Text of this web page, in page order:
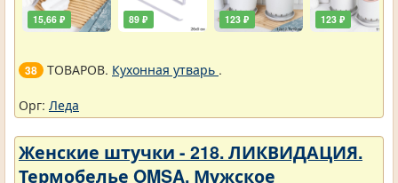
15,66 ₽ 89 ₽ 123 ₽ 123 ₽
38 ТОВАРОВ. Кухонная утварь .
Орг: Леда
Женские штучки - 218. ЛИКВИДАЦИЯ.
Термобелье OMSA. Мужское